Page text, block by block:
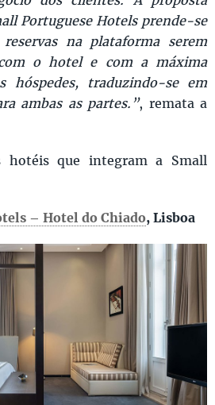
Portuguese Hotels prende-se
na plataforma serem
o hotel e com a máxima
hóspedes, traduzindo-se em
ambas as partes.”, remata a
hotéis que integram a Small
– Hotel do Chiado, Lisboa